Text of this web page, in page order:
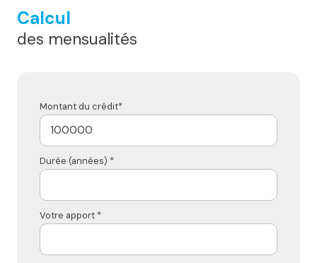
Calcul
des mensualités
Montant du crédit*
Durée (années) *
Votre apport *